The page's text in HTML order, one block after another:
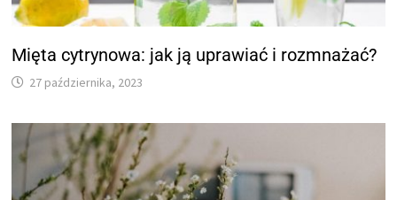
Mięta cytrynowa: jak ją uprawiać i rozmnażać?
27 października, 2023